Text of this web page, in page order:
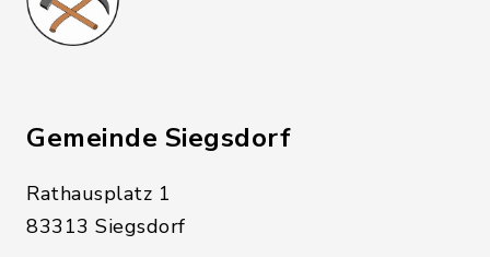
Gemeinde Siegsdorf
Rathausplatz 1
83313 Siegsdorf